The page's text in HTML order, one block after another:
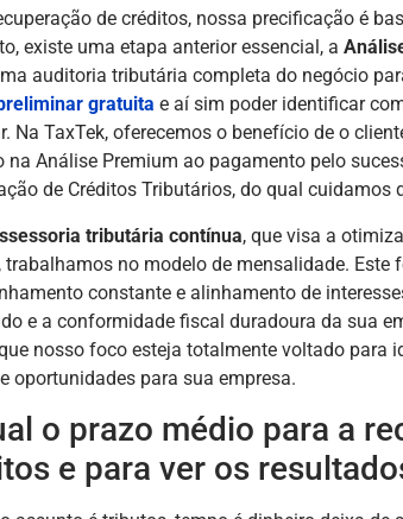
de créditos, nossa precificação é
existe uma etapa anterior essencial, a
auditoria tributária completa do negócio
gratuita e aí sim poder identificar
Na TaxTek, oferecemos o benefício de o
na Análise Premium ao pagamento pelo
de Créditos Tributários, do qual cuidamos
tributária contínua, que visa a
trabalhamos no modelo de mensalidade. Este
constante e alinhamento de
e a conformidade fiscal duradoura da sua
nosso foco esteja totalmente voltado para
oportunidades para sua empresa.
o prazo médio para a
e para ver os